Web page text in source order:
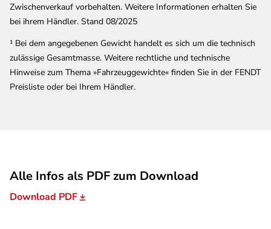
Universal Vorzeltsteckdose
Stabilformstützen mit AL-KO »Big
Foot«
134 €
Überführungskosten, Gasprüfung,
Brief & TÜV-Abnahme
Zwischenverkauf vorbehalten. Weitere Informationen erhalten Sie
bei ihrem Händler. Stand 08/2025
¹ Bei dem angegebenen Gewicht handelt es sich um die technisch
zulässige Gesamtmasse. Weitere rechtliche und technische
Hinweise zum Thema »Fahrzeuggewichte« finden Sie in der FENDT
Preisliste oder bei Ihrem Händler.
Alle Infos als PDF zum Download
Download PDF